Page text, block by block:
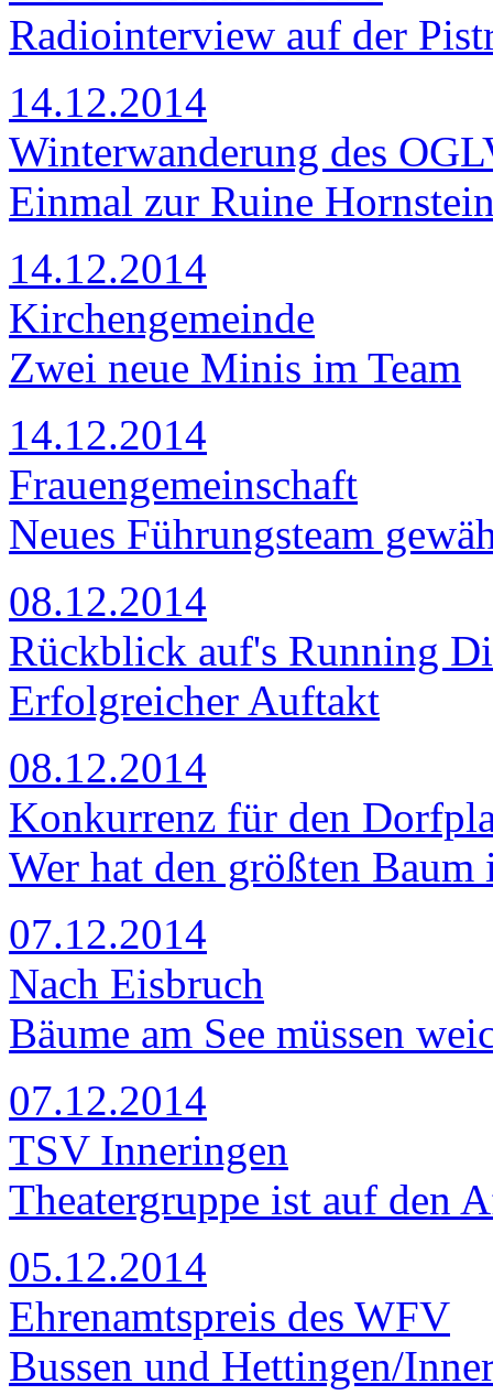
Radiointerview auf der
14.12.2014
Winterwanderung des
Einmal zur Ruine
14.12.2014
Kirchengemeinde
Zwei neue Minis im Team
14.12.2014
Frauengemeinschaft
Neues Führungsteam
08.12.2014
Rückblick auf's Running
Erfolgreicher Auftakt
08.12.2014
Konkurrenz für den
Wer hat den größten
07.12.2014
Nach Eisbruch
Bäume am See müssen
07.12.2014
TSV Inneringen
Theatergruppe ist auf den
05.12.2014
Ehrenamtspreis des WFV
Bussen und Hettingen/